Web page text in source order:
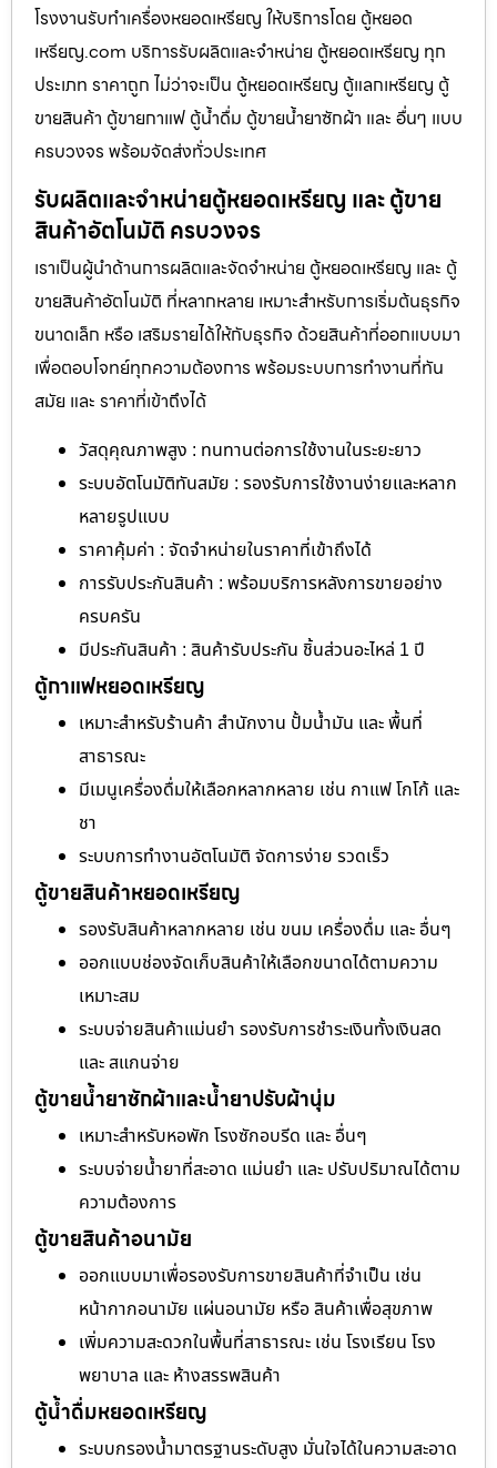
โรงงานรับทำเครื่องหยอดเหรียญ ให้บริการโดย ตู้หยอด
เหรียญ.com บริการรับผลิตและจำหน่าย ตู้หยอดเหรียญ ทุก
ประเภท ราคาถูก ไม่ว่าจะเป็น ตู้หยอดเหรียญ ตู้แลกเหรียญ ตู้
ขายสินค้า ตู้ขายกาแฟ ตู้น้ำดื่ม ตู้ขายน้ำยาซักผ้า และ อื่นๆ แบบ
ครบวงจร พร้อมจัดส่งทั่วประเทศ
รับผลิตและจำหน่ายตู้หยอดเหรียญ และ ตู้ขาย
สินค้าอัตโนมัติ ครบวงจร
เราเป็นผู้นำด้านการผลิตและจัดจำหน่าย ตู้หยอดเหรียญ และ ตู้
ขายสินค้าอัตโนมัติ ที่หลากหลาย เหมาะสำหรับการเริ่มต้นธุรกิจ
ขนาดเล็ก หรือ เสริมรายได้ให้กับธุรกิจ ด้วยสินค้าที่ออกแบบมา
เพื่อตอบโจทย์ทุกความต้องการ พร้อมระบบการทำงานที่ทัน
สมัย และ ราคาที่เข้าถึงได้
วัสดุคุณภาพสูง : ทนทานต่อการใช้งานในระยะยาว
ระบบอัตโนมัติทันสมัย : รองรับการใช้งานง่ายและหลาก
หลายรูปแบบ
ราคาคุ้มค่า : จัดจำหน่ายในราคาที่เข้าถึงได้
การรับประกันสินค้า : พร้อมบริการหลังการขายอย่าง
ครบครัน
มีประกันสินค้า : สินค้ารับประกัน ชิ้นส่วนอะไหล่ 1 ปี
ตู้กาแฟหยอดเหรียญ
เหมาะสำหรับร้านค้า สำนักงาน ปั้มน้ำมัน และ พื้นที่
สาธารณะ
มีเมนูเครื่องดื่มให้เลือกหลากหลาย เช่น กาแฟ โกโก้ และ
ชา
ระบบการทำงานอัตโนมัติ จัดการง่าย รวดเร็ว
ตู้ขายสินค้าหยอดเหรียญ
รองรับสินค้าหลากหลาย เช่น ขนม เครื่องดื่ม และ อื่นๆ
ออกแบบช่องจัดเก็บสินค้าให้เลือกขนาดได้ตามความ
เหมาะสม
ระบบจ่ายสินค้าแม่นยำ รองรับการชำระเงินทั้งเงินสด
และ สแกนจ่าย
ตู้ขายน้ำยาซักผ้าและน้ำยาปรับผ้านุ่ม
เหมาะสำหรับหอพัก โรงซักอบรีด และ อื่นๆ
ระบบจ่ายน้ำยาที่สะอาด แม่นยำ และ ปรับปริมาณได้ตาม
ความต้องการ
ตู้ขายสินค้าอนามัย
ออกแบบมาเพื่อรองรับการขายสินค้าที่จำเป็น เช่น
หน้ากากอนามัย แผ่นอนามัย หรือ สินค้าเพื่อสุขภาพ
เพิ่มความสะดวกในพื้นที่สาธารณะ เช่น โรงเรียน โรง
พยาบาล และ ห้างสรรพสินค้า
ตู้น้ำดื่มหยอดเหรียญ
ระบบกรองน้ำมาตรฐานระดับสูง มั่นใจได้ในความสะอาด